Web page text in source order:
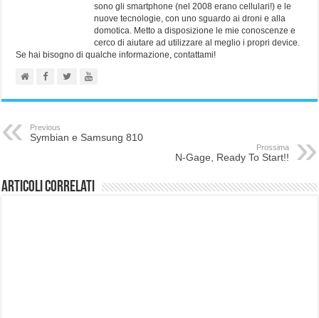
sono gli smartphone (nel 2008 erano cellulari!) e le
nuove tecnologie, con uno sguardo ai droni e alla
domotica. Metto a disposizione le mie conoscenze e
cerco di aiutare ad utilizzare al meglio i propri device.
Se hai bisogno di qualche informazione, contattami!
Previous
Symbian e Samsung 810
Prossima
N-Gage, Ready To Start!!
Articoli correlati